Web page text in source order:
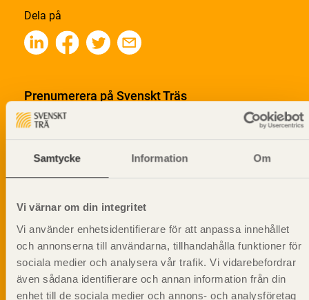
Samtycke Information Om
Vi värnar om din integritet
Vi använder enhetsidentifierare för att anpassa innehållet
och annonserna till användarna, tillhandahålla funktioner för
sociala medier och analysera vår trafik. Vi vidarebefordrar
även sådana identifierare och annan information från din
enhet till de sociala medier och annons- och analysföretag
Dela på
Prenumerera på Svenskt Träs
informationsutskick!